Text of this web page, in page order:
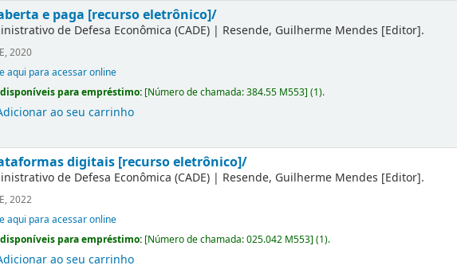
e paga [recurso eletrônico]/
de Defesa Econômica (CADE) | Resende, Guilherme Mendes [Editor].
2020
aqui para acessar online
para empréstimo: [Número de chamada:384.55 M553](1).
ao seu carrinho
digitais [recurso eletrônico]/
de Defesa Econômica (CADE) | Resende, Guilherme Mendes [Editor].
2022
aqui para acessar online
para empréstimo: [Número de chamada:025.042 M553](1).
ao seu carrinho